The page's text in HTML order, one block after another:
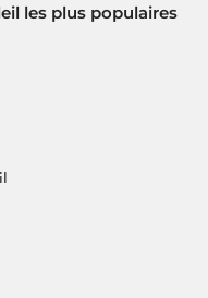
les plus populaires